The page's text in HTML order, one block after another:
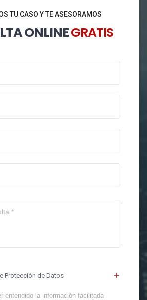
TU CASO Y TE ASESORAMOS
ONLINEGRATIS
Protección de Datos
entendido la información facilitada